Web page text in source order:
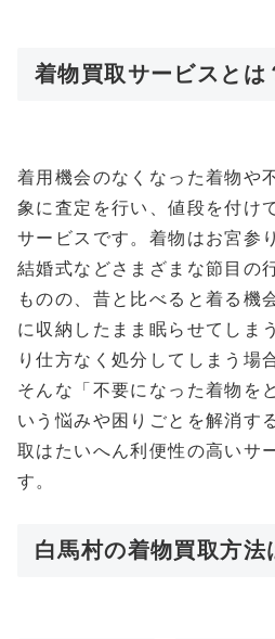
着物買取サービスとは
着用機会のなくなった着物や
象に査定を行い、値段を付け
サービスです。着物はお宮参
結婚式などさまざまな節目の
ものの、昔と比べると着る機
に収納したまま眠らせてしま
り仕方なく処分してしまう場
そんな「不要になった着物を
いう悩みや困りごとを解消す
取はたいへん利便性の高いサ
す。
白馬村の着物買取方法